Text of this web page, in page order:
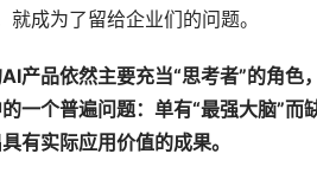
就成为了留给企业们的问题。
产品依然主要充当“思考者”的角色
一个普遍问题：单有“最强大脑”而
有实际应用价值的成果。